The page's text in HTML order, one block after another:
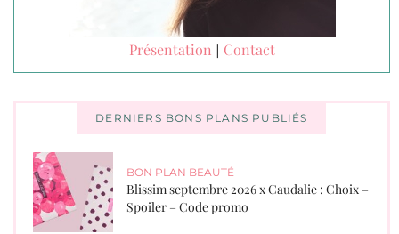
Présentation | Contact
DERNIERS BONS PLANS PUBLIÉS
BON PLAN BEAUTÉ
Blissim septembre 2026 x Caudalie : Choix –
Spoiler – Code promo